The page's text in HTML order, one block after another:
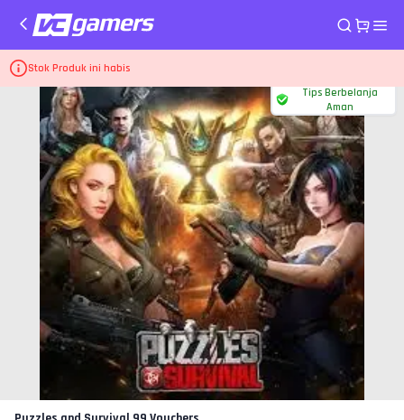
Stok Produk ini habis
Home Top Up Game Puzzles and Survival
Tips Berbelanja
Aman